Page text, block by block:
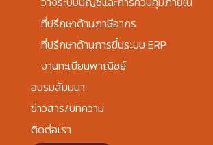
ที่ปรึกษาด้านภาษีอากร
ที่ปรึกษาด้านการขึ้นระบบ ERP
งานทะเบียนพาณิชย์
อบรมสัมมนา
ข่าวสาร/บทความ
ติดต่อเรา